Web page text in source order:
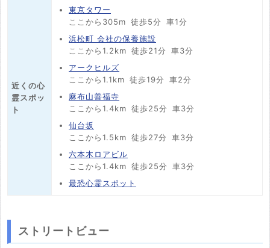
近くの心
霊スポッ
ト
東京タワー
ここから305m 徒歩5分
車1分
浜松町 会社の保養施設
ここから1.2km 徒歩21分
車3分
アークヒルズ
ここから1.1km 徒歩19分
車2分
麻布山善福寺
ここから1.4km 徒歩25分
車3分
仙台坂
ここから1.5km 徒歩27分
車3分
六本木ロアビル
ここから1.4km 徒歩25分
車3分
最恐心霊スポット
ストリートビュー